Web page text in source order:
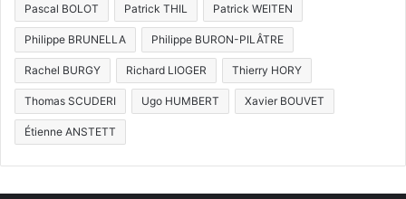
Pascal BOLOT Patrick THIL Patrick WEITEN
Philippe BRUNELLA Philippe BURON-PILÂTRE
Rachel BURGY Richard LIOGER Thierry HORY
Thomas SCUDERI Ugo HUMBERT Xavier BOUVET
Étienne ANSTETT